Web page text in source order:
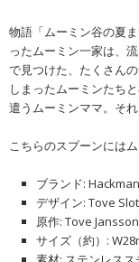
物語「ムーミン谷の夏
ったムーミン一家は、
で見つけた、たくさん
しまったムーミンたち
遣うムーミンママ。そ
こちらのスプーンには
ブランド:
デザイン: Tove
原作: Tove
サイズ（約）: